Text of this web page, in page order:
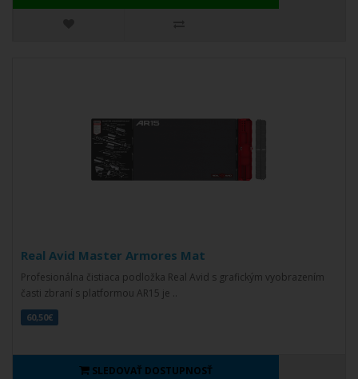
Real Avid Master Armores Mat
Profesionálna čistiaca podložka Real Avid s grafickým vyobrazením
časti zbraní s platformou AR15 je ..
60,50€
SLEDOVAŤ DOSTUPNOSŤ